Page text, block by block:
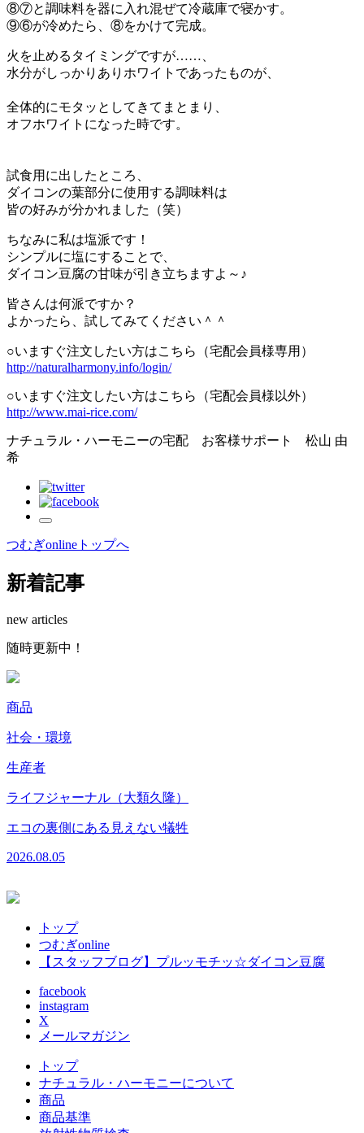
⑧⑦と調味料を器に入れ混ぜて冷蔵庫で寝かす。
⑨⑥が冷めたら、⑧をかけて完成。
火を止めるタイミングですが……、
水分がしっかりありホワイトであったものが、
全体的にモタッとしてきてまとまり、
オフホワイトになった時です。
試食用に出したところ、
ダイコンの葉部分に使用する調味料は
皆の好みが分かれました（笑）
ちなみに私は塩派です！
シンプルに塩にすることで、
ダイコン豆腐の甘味が引き立ちますよ～♪
皆さんは何派ですか？
よかったら、試してみてください＾＾
○いますぐ注文したい方はこちら（宅配会員様専用）
http://naturalharmony.info/login/
○いますぐ注文したい方はこちら（宅配会員様以外）
http://www.mai-rice.com/
ナチュラル・ハーモニーの宅配 お客様サポート 松山 由
希
つむぎonlineトップへ
新着記事
new articles
随時更新中！
商品
社会・環境
生産者
ライフジャーナル（大類久隆）
エコの裏側にある見えない犠牲
2026.08.05
トップ
つむぎonline
【スタッフブログ】プルッモチッ☆ダイコン豆腐
facebook
instagram
X
メールマガジン
トップ
ナチュラル・ハーモニーについて
商品
商品基準